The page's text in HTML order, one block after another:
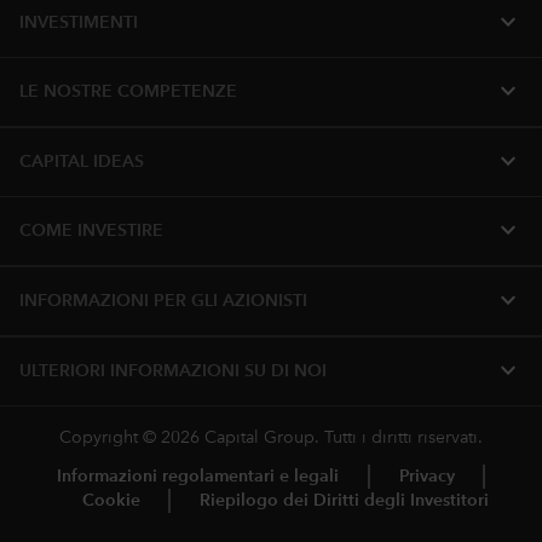
INVESTIMENTI expand_more
LE NOSTRE COMPETENZE expand_more
CAPITAL IDEAS expand_more
COME INVESTIRE expand_more
INFORMAZIONI PER GLI AZIONISTI expand_more
ULTERIORI INFORMAZIONI SU DI NOI expand_more
Copyright © 2026 Capital Group. Tutti i diritti riservati.
Informazioni regolamentari e legali
Privacy
Cookie
Riepilogo dei Diritti degli Investitori